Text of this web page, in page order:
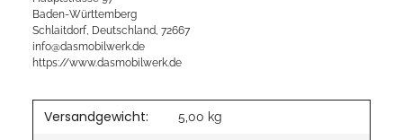
Baden-Württemberg
Schlaitdorf, Deutschland, 72667
info@dasmobilwerk.de
https://www.dasmobilwerk.de
Versandgewicht: 5,00 kg